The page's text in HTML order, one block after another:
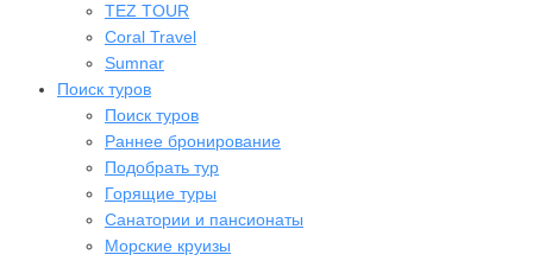
TEZ TOUR
Coral Travel
Sumnar
Поиск туров
Поиск туров
Раннее бронирование
Подобрать тур
Горящие туры
Санатории и пансионаты
Морские круизы